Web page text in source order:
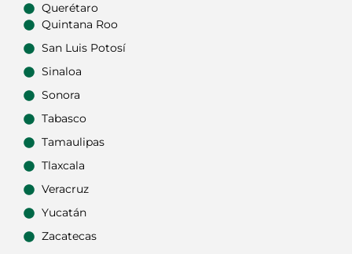
Querétaro
Quintana Roo
San Luis Potosí
Sinaloa
Sonora
Tabasco
Tamaulipas
Tlaxcala
Veracruz
Yucatán
Zacatecas